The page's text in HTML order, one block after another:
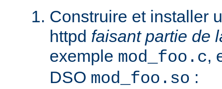
Construire et installer
httpd faisant partie de
exemple mod_foo.c,
DSO mod_foo.so :